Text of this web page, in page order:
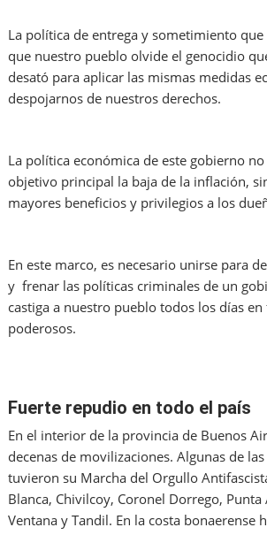
La política de entrega y sometimiento
que nuestro pueblo olvide el genocidio
desató para aplicar las mismas medidas
despojarnos de nuestros derechos.
La política económica de este gobierno
objetivo principal la baja de la inflación,
mayores beneficios y privilegios a los
En este marco, es necesario unirse para
y frenar las políticas criminales de un
castiga a nuestro pueblo todos los días
poderosos.
Fuerte repudio en todo el país
En el interior de la provincia de Buenos
decenas de movilizaciones. Algunas de
tuvieron su Marcha del Orgullo
Blanca, Chivilcoy, Coronel Dorrego, Punta
Ventana y Tandil. En la costa bonaerense